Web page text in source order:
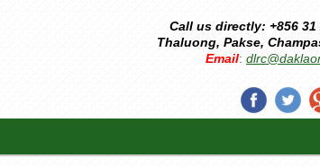
Call us directly: +856 31
Thaluong, Pakse,
Email: